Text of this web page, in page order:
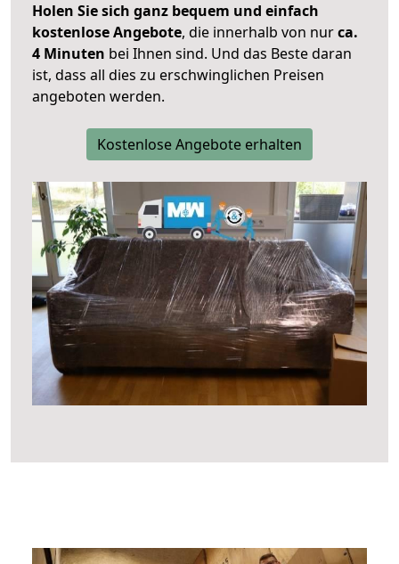
Holen Sie sich ganz bequem und einfach
kostenlose Angebote, die innerhalb von nurca.
4 Minuten bei Ihnen sind. Und das Beste daran
ist, dass all dies zu erschwinglichen Preisen
angeboten werden.
Kostenlose Angebote erhalten